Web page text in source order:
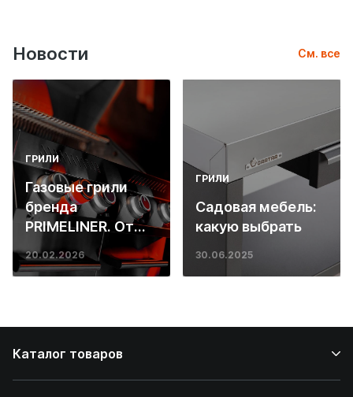
Новости См. все
ГРИЛИ
Газовые грили
бренда
PRIMELINER. От
основ инженерии
до ресторанных
20.02.2026
ГРИЛИ
Садовая мебель:
какую выбрать
30.06.2025
Каталог товаров